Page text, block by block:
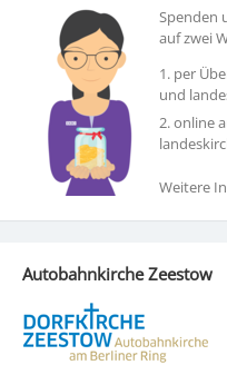
Spenden
auf zwei
1. per
und
2. online
Weitere
Autobahnkirche Zeestow